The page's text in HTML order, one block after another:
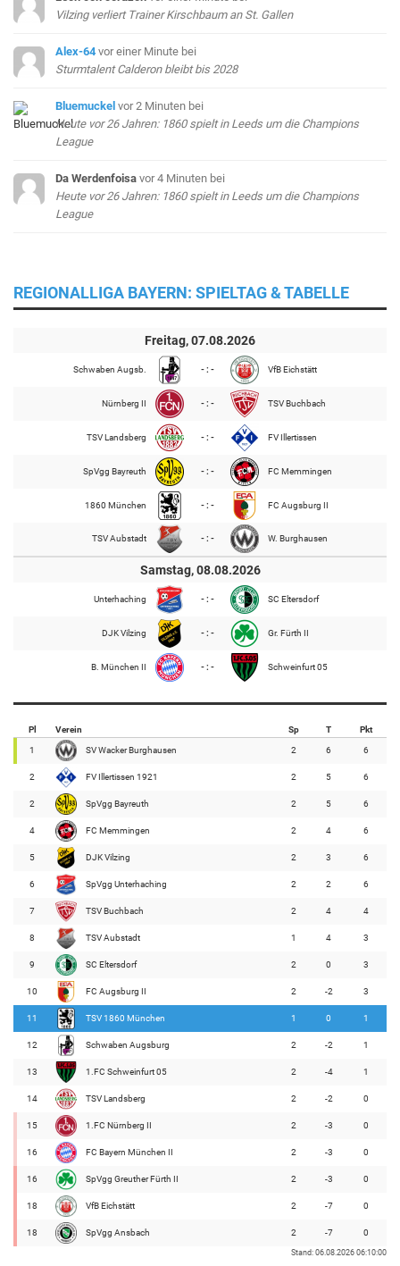
Vilzing verliert Trainer Kirschbaum an St. Gallen
Alex-64 vor einer Minute bei
Sturmtalent Calderon bleibt bis 2028
Bluemuckel vor 2 Minuten bei
Heute vor 26 Jahren: 1860 spielt in Leeds um die Champions
League
Da Werdenfoisa vor 4 Minuten bei
Heute vor 26 Jahren: 1860 spielt in Leeds um die Champions
League
REGIONALLIGA BAYERN: SPIELTAG & TABELLE
Freitag, 07.08.2026
Schwaben Augsb. - : - VfB Eichstätt
Nürnberg II - : - TSV Buchbach
TSV Landsberg - : - FV Illertissen
SpVgg Bayreuth - : - FC Memmingen
1860 München - : - FC Augsburg II
TSV Aubstadt - : - W. Burghausen
Samstag, 08.08.2026
Unterhaching - : - SC Eltersdorf
DJK Vilzing - : - Gr. Fürth II
B. München II - : - Schweinfurt 05
Pl Verein Sp T Pkt
1 SV Wacker Burghausen 2 6 6
2 FV Illertissen 1921 2 5 6
2 SpVgg Bayreuth 2 5 6
4 FC Memmingen 2 4 6
5 DJK Vilzing 2 3 6
6 SpVgg Unterhaching 2 2 6
7 TSV Buchbach 2 4 4
8 TSV Aubstadt 1 4 3
9 SC Eltersdorf 2 0 3
10 FC Augsburg II 2 -2 3
11 TSV 1860 München 1 0 1
12 Schwaben Augsburg 2 -2 1
13 1.FC Schweinfurt 05 2 -4 1
14 TSV Landsberg 2 -2 0
15 1.FC Nürnberg II 2 -3 0
16 FC Bayern München II 2 -3 0
16 SpVgg Greuther Fürth II 2 -3 0
18 VfB Eichstätt 2 -7 0
18 SpVgg Ansbach 2 -7 0
Stand: 06.08.2026 06:10:00